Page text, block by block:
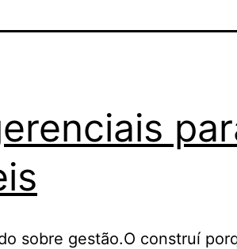
sobre gestão.O construí